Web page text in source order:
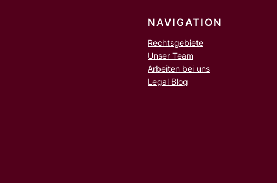
NAVIGATION
Rechtsgebiete
Unser Team
Arbeiten bei uns
Legal Blog